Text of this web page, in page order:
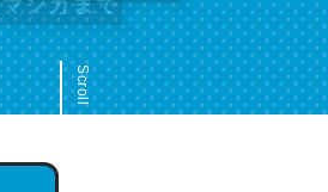
Scroll